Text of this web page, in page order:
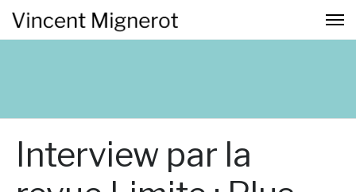
Interview par la